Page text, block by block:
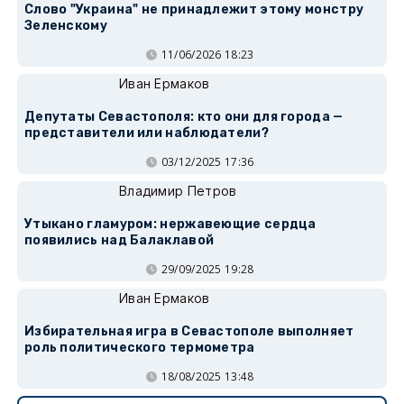
Слово "Украина" не принадлежит этому монстру
Зеленскому
11/06/2026 18:23
Иван Ермаков
Депутаты Севастополя: кто они для города —
представители или наблюдатели?
03/12/2025 17:36
Владимир Петров
Утыкано гламуром: нержавеющие сердца
появились над Балаклавой
29/09/2025 19:28
Иван Ермаков
Избирательная игра в Севастополе выполняет
роль политического термометра
18/08/2025 13:48